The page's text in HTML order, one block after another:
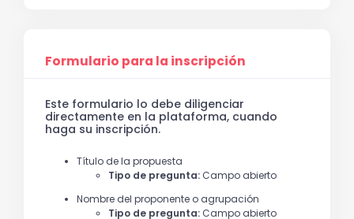
Formulario para la inscripción
Este formulario lo debe diligenciar
directamente en la plataforma, cuando
haga su inscripción.
Título de la propuesta
Tipo de pregunta: Campo abierto
Nombre del proponente o agrupación
Tipo de pregunta: Campo abierto